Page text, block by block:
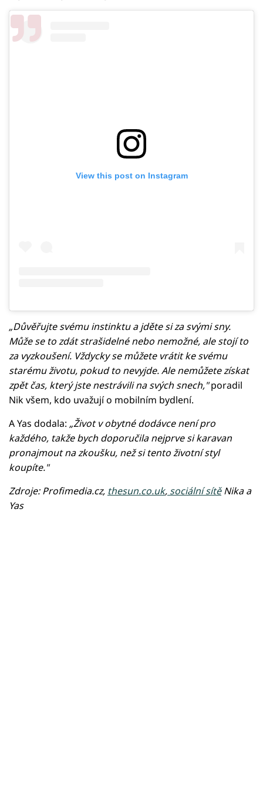
View this post on Instagram
„Důvěřujte svému instinktu a jděte si za svými sny.
Může se to zdát strašidelné nebo nemožné, ale stojí to
za vyzkoušení. Vždycky se můžete vrátit ke svému
starému životu, pokud to nevyjde. Ale nemůžete získat
zpět čas, který jste nestrávili na svých snech,"poradil
Nik všem, kdo uvažují o mobilním bydlení.
A Yas dodala: „Život v obytné dodávce není pro
každého, takže bych doporučila nejprve si karavan
pronajmout na zkoušku, než si tento životní styl
koupíte."
Zdroje: Profimedia.cz, thesun.co.uk, sociální sítěNika a
Yas